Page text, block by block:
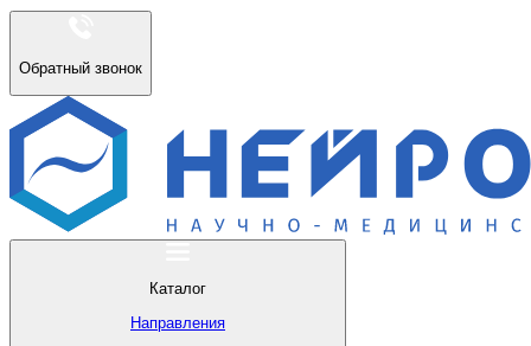
Обратный звонок
Каталог
Направления